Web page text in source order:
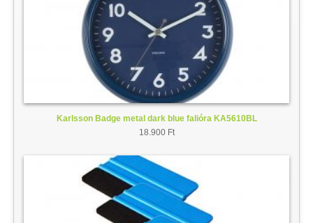
Karlsson Badge metal dark blue falióra KA5610BL
18.900 Ft